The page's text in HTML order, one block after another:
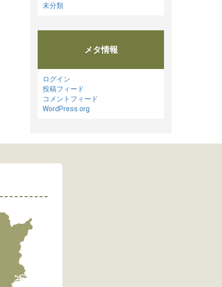
未分類
メタ情報
ログイン
投稿フィード
コメントフィード
WordPress.org